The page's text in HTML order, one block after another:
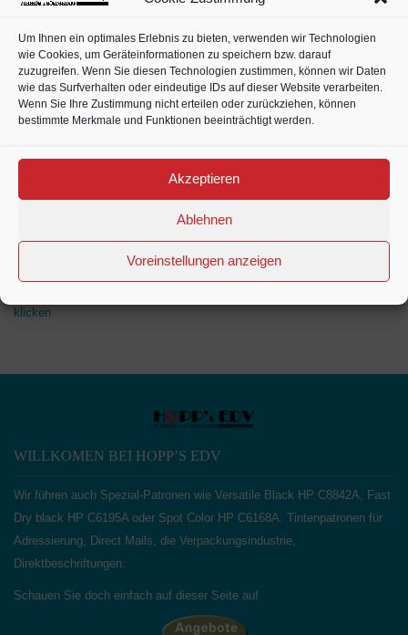
Um Ihnen ein optimales Erlebnis zu bieten, verwenden wir Technologien
wie Cookies, um Geräteinformationen zu speichern bzw. darauf
zuzugreifen. Wenn Sie diesen Technologien zustimmen, können wir Daten
wie das Surfverhalten oder eindeutige IDs auf dieser Website verarbeiten.
Wenn Sie Ihre Zustimmung nicht erteilen oder zurückziehen, können
bestimmte Merkmale und Funktionen beeinträchtigt werden.
Akzeptieren
Ablehnen
Voreinstellungen anzeigen
UNSER SERVICE:
klicken
WILLKOMEN BEI HOPP’S EDV
Wir führen auch Spezial-Patronen wie Versatile Black HP C8842A, Fast
Dry black HP C6195A oder Spot Color HP C6168A. Tintenpatronen für
Adressierung, Direct Mails, die Verpackungsindustrie,
Direktbeschriftungen.
Schauen Sie doch einfach auf dieser Seite auf